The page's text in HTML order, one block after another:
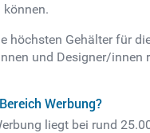
können.
höchsten Gehälter für
und Designer/
Werbung?
liegt bei rund